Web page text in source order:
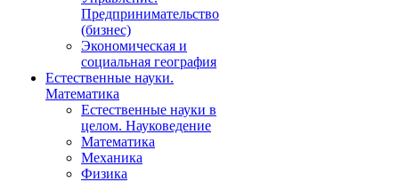
Предпринимательство
(бизнес)
Экономическая и
социальная география
Естественные науки.
Математика
Естественные науки в
целом. Науковедение
Математика
Механика
Физика